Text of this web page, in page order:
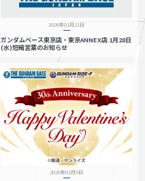
2026年01月21日
ガンダムベース東京店・東京ANNEX店 1月28日
(水)短縮営業のお知らせ
2026年01月9日